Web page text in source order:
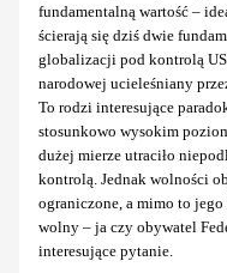
fundamentalną wartość –
ścierają się dziś dwie
globalizacji pod kontrolą
narodowej ucieleśniany
To rodzi interesujące
stosunkowo wysokim
dużej mierze utraciło
kontrolą. Jednak wolności
ograniczone, a mimo to
wolny – ja czy obywatel
interesujące pytanie.